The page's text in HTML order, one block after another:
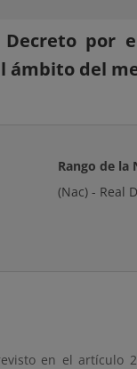
Decreto por
ámbito del
Rango de la
(Nac) - Real
en el artículo